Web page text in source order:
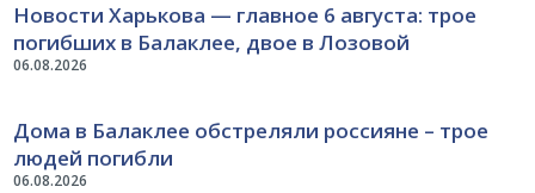
06.08.2026
Новости Харькова — главное 6 августа: трое
погибших в Балаклее, двое в Лозовой
06.08.2026
Дома в Балаклее обстреляли россияне – трое
людей погибли